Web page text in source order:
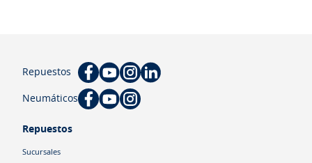
Repuestos
Neumáticos
Repuestos
Sucursales